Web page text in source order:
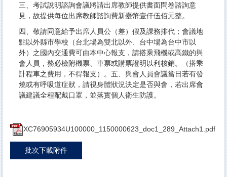
三、考試說明諮詢會議將請出席教師提供書面問卷諮詢意
見，故提供每位出席教師諮詢費新臺幣壹仟伍佰元整。
四、敬請同意給予出席人員公（差）假及課務排代；會議地
點以外縣市學校（台北場為雙北以外、台中場為台中市以
外）之國內交通費可由本中心報支，請搭乘飛機或高鐵的與
會人員，務必檢附機票、車票或購票證明以利核銷。（搭乘
計程車之費用，不得報支）。五、與會人員會議當日若有發
燒或有呼吸道症狀，請視身體狀況決定是否與會，若出席會
議建議全程配戴口罩，並落實個人衛生防護。
XC76905934U100000_1150000623_doc1_289_Attach1.pdf
批次下載附件